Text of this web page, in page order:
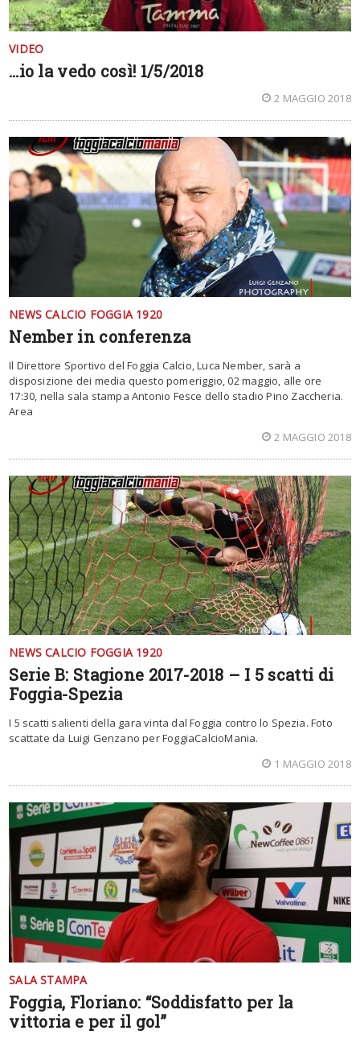
VIDEO
…io la vedo così! 1/5/2018
2 MAGGIO 2018
NEWS CALCIO FOGGIA 1920
Nember in conferenza
Il Direttore Sportivo del Foggia Calcio, Luca Nember, sarà a
disposizione dei media questo pomeriggio, 02 maggio, alle ore
17:30, nella sala stampa Antonio Fesce dello stadio Pino Zaccheria.
Area
2 MAGGIO 2018
NEWS CALCIO FOGGIA 1920
Serie B: Stagione 2017-2018 – I 5 scatti di
Foggia-Spezia
I 5 scatti salienti della gara vinta dal Foggia contro lo Spezia. Foto
scattate da Luigi Genzano per FoggiaCalcioMania.
1 MAGGIO 2018
SALA STAMPA
Foggia, Floriano: “Soddisfatto per la
vittoria e per il gol”